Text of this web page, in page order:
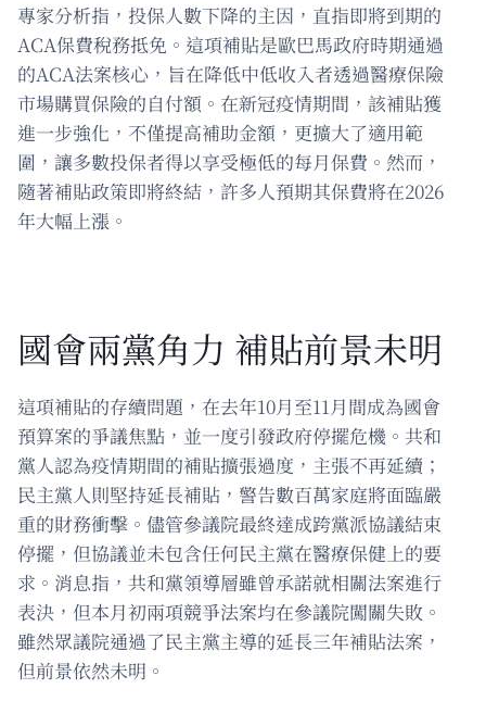
專家分析指，投保人數下降的主因，直指即將到期的
ACA保費稅務抵免。這項補貼是歐巴馬政府時期通過
的ACA法案核心，旨在降低中低收入者透過醫療保險
市場購買保險的自付額。在新冠疫情期間，該補貼獲
進一步強化，不僅提高補助金額，更擴大了適用範
圍，讓多數投保者得以享受極低的每月保費。然而，
隨著補貼政策即將終結，許多人預期其保費將在2026
年大幅上漲。
國會兩黨角力 補貼前景未明
這項補貼的存續問題，在去年10月至11月間成為國會
預算案的爭議焦點，並一度引發政府停擺危機。共和
黨人認為疫情期間的補貼擴張過度，主張不再延續；
民主黨人則堅持延長補貼，警告數百萬家庭將面臨嚴
重的財務衝擊。儘管參議院最終達成跨黨派協議結束
停擺，但協議並未包含任何民主黨在醫療保健上的要
求。消息指，共和黨領導層雖曾承諾就相關法案進行
表決，但本月初兩項競爭法案均在參議院闖關失敗。
雖然眾議院通過了民主黨主導的延長三年補貼法案，
但前景依然未明。